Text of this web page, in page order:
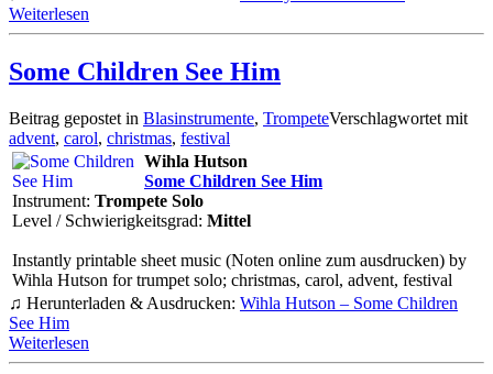
Weiterlesen
Some Children See Him
Beitrag gepostet in Blasinstrumente, TrompeteVerschlagwortet mit
advent, carol, christmas, festival
Wihla Hutson
Some Children See Him
Instrument: Trompete Solo
Level / Schwierigkeitsgrad: Mittel
Instantly printable sheet music (Noten online zum ausdrucken) by
Wihla Hutson for trumpet solo; christmas, carol, advent, festival
♫ Herunterladen & Ausdrucken: Wihla Hutson – Some Children
See Him
Weiterlesen